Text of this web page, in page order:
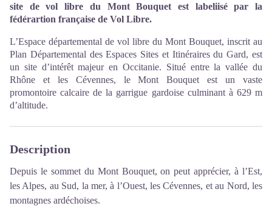
site de vol libre du Mont Bouquet est labeliisé par la
fédérartion française de Vol Libre.
L’Espace départemental de vol libre du Mont Bouquet, inscrit au
Plan Départemental des Espaces Sites et Itinéraires du Gard, est
un site d’intérêt majeur en Occitanie. Situé entre la vallée du
Rhône et les Cévennes, le Mont Bouquet est un vaste
promontoire calcaire de la garrigue gardoise culminant à 629 m
d’altitude.
Description
Depuis le sommet du Mont Bouquet, on peut apprécier, à l’Est,
les Alpes, au Sud, la mer, à l’Ouest, les Cévennes, et au Nord, les
montagnes ardéchoises.